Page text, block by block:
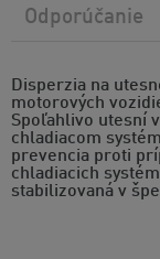
Disperzia na
motorových
Spoľahlivo utesní
chladiacom
prevencia proti
chladiacich
stabilizovaná v
Odporúčanie